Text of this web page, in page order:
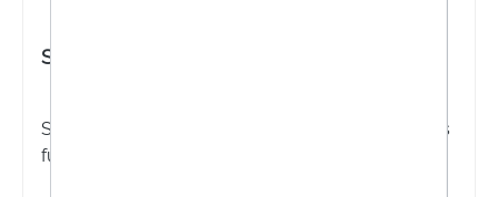
Systane® LID-CARE® Reinigungstücher
Systane® LID-CARE® - Augenlid-Reinigungspads
für die tägliche Augenlid-Hygiene.